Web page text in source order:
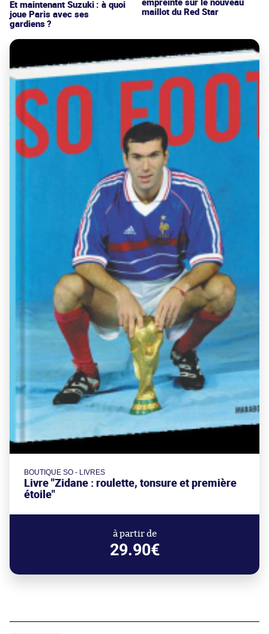
Et maintenant Suzuki : à quoi
joue Paris avec ses
gardiens ?
maillot du Red Star
BOUTIQUE SO - LIVRES
Livre "Zidane : roulette, tonsure et première
étoile"
à partir de
29.90€